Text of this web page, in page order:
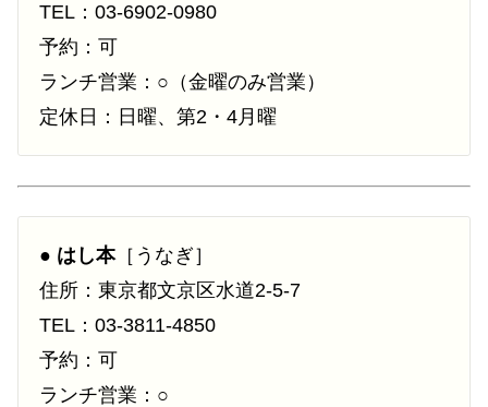
TEL：03-6902-0980
予約：可
ランチ営業：○（金曜のみ営業）
定休日：日曜、第2・4月曜
● はし本［うなぎ］
住所：東京都文京区水道2-5-7
TEL：03-3811-4850
予約：可
ランチ営業：○